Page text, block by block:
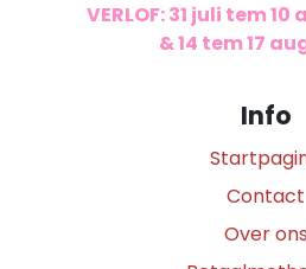
VERLOF: 31 juli tem
& 14 tem 17
Info
Contact
Over ons